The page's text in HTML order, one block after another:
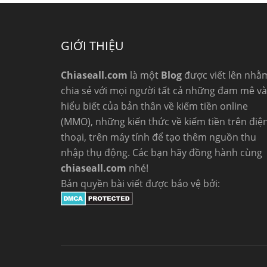
GIỚI THIỆU
Chiaseall.com là một Blog được viết lên
chia sẻ với mọi người tất cả những đam mê và
hiểu biết của bản thân về kiếm tiền online
(MMO), những kiến thức về kiếm tiền trên
thoại, trên máy tính để tạo thêm nguồn thu
nhập thụ động. Các bạn hãy đồng hành cùng
chiaseall.com nhé!
Bản quyền bài viết được bảo vệ bởi: